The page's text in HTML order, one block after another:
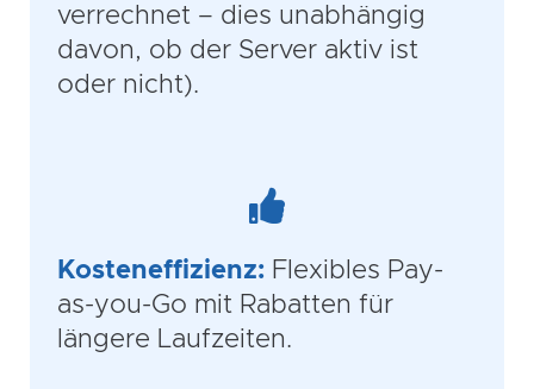
verrechnet – dies unabhängig
davon, ob der Server aktiv ist
oder nicht).
Kosteneffizienz: Flexibles Pay-
as-you-Go mit Rabatten für
längere Laufzeiten.